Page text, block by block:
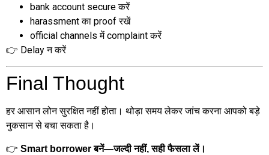
bank account secure करें
harassment का proof रखें
official channels में complaint करें
👉 Delay न करें
Final Thought
हर आसान लोन सुरक्षित नहीं होता। थोड़ा समय लेकर जांच करना आपको बड़े
नुकसान से बचा सकता है।
👉 Smart borrower बनें—जल्दी नहीं, सही फैसला लें।